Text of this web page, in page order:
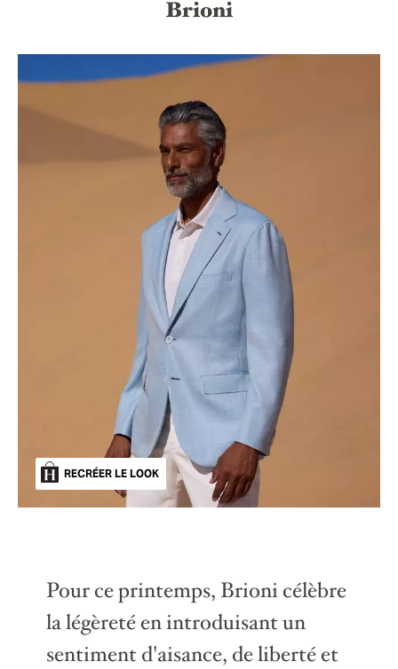
Brioni
RECRÉER LE LOOK
Pour ce printemps, Brioni célèbre
la légèreté en introduisant un
sentiment d'aisance, de liberté et